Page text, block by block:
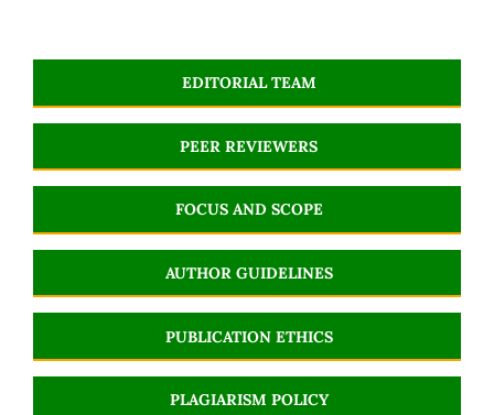
EDITORIAL TEAM
PEER REVIEWERS
FOCUS AND SCOPE
AUTHOR GUIDELINES
PUBLICATION ETHICS
PLAGIARISM POLICY